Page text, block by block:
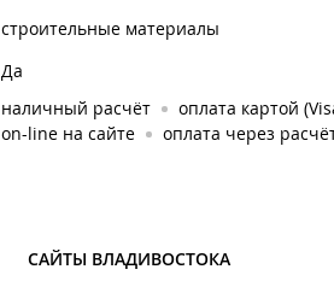
строительные материалы
Да
наличный расчёт оплата картой
on-line на сайте
оплата через
САЙТЫ ВЛАДИВОСТОКА